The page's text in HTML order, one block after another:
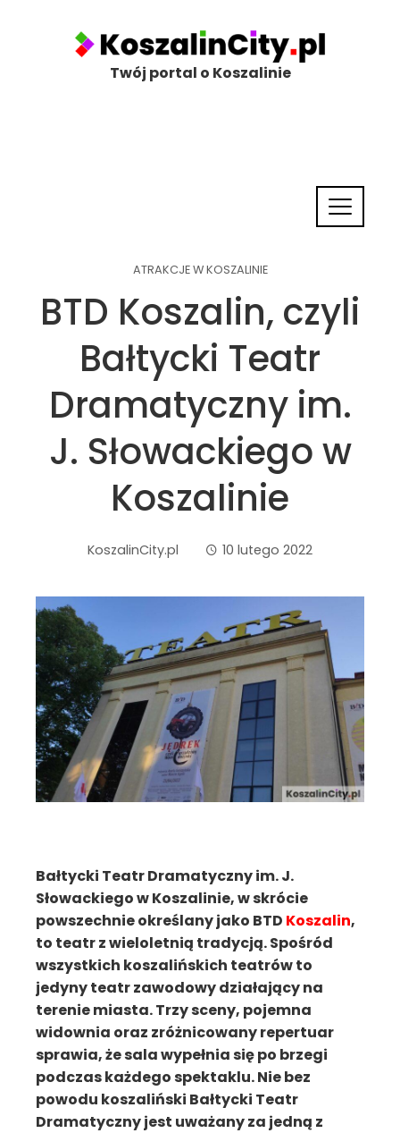
Twój portal o Koszalinie
ATRAKCJE W KOSZALINIE
BTD Koszalin, czyli
Bałtycki Teatr
Dramatyczny im.
J. Słowackiego w
Koszalinie
KoszalinCity.pl 10 lutego 2022
Bałtycki Teatr Dramatyczny im. J.
Słowackiego w Koszalinie, w skrócie
powszechnie określany jako BTD Koszalin,
to teatr z wieloletnią tradycją. Spośród
wszystkich koszalińskich teatrów to
jedyny teatr zawodowy działający na
terenie miasta. Trzy sceny, pojemna
widownia oraz zróżnicowany repertuar
sprawia, że sala wypełnia się po brzegi
podczas każdego spektaklu. Nie bez
powodu koszaliński Bałtycki Teatr
Dramatyczny jest uważany za jedną z